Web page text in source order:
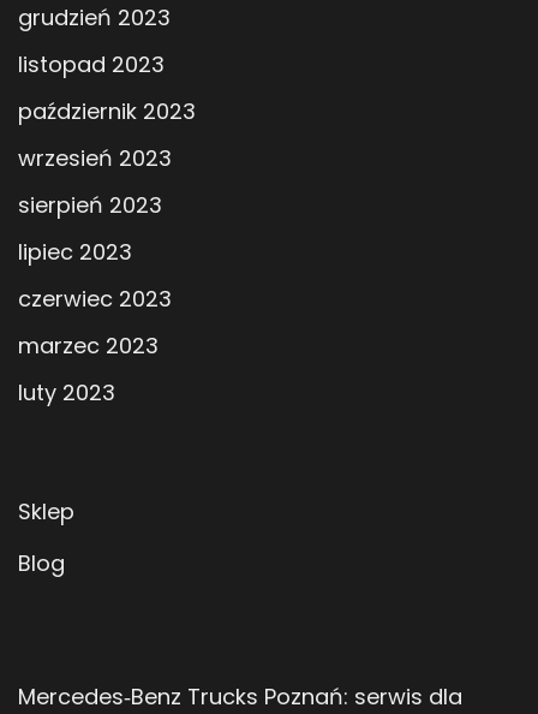
grudzień 2023
listopad 2023
październik 2023
wrzesień 2023
sierpień 2023
lipiec 2023
czerwiec 2023
marzec 2023
luty 2023
Sklep
Blog
Mercedes‑Benz Trucks Poznań: serwis dla